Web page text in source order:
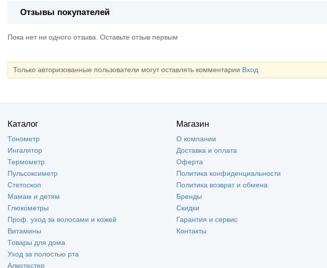
Отзывы покупателей
Пока нет ни одного отзыва. Оставьте отзыв первым
Только авторизованные пользователи могут оставлять комментарии Вход
Каталог
Тонометр
Ингалятор
Термометр
Пульсоксиметр
Стетоскоп
Мамам и детям
Глюкометры
Проф. уход за волосами и кожей
Витамины
Товары для дома
Уход за полостью рта
Алкотестер
Магазин
О компании
Доставка и оплата
Оферта
Политика конфиденциальности
Политика возврат и обмена
Бренды
Скидки
Гарантия и сервис
Контакты